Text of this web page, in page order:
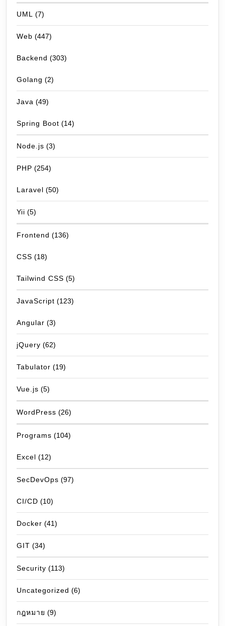
UML (7)
Web (447)
Backend (303)
Golang (2)
Java (49)
Spring Boot (14)
Node.js (3)
PHP (254)
Laravel (50)
Yii (5)
Frontend (136)
CSS (18)
Tailwind CSS (5)
JavaScript (123)
Angular (3)
jQuery (62)
Tabulator (19)
Vue.js (5)
WordPress (26)
Programs (104)
Excel (12)
SecDevOps (97)
CI/CD (10)
Docker (41)
GIT (34)
Security (113)
Uncategorized (6)
กฎหมาย (9)